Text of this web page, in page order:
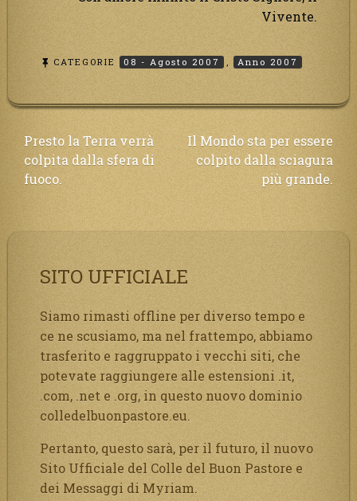
Vivente.
CATEGORIE 08 - Agosto 2007 , Anno 2007
Navigazione
articoli
Presto la Terra verrà
colpita dalla sfera di
fuoco.
Il Mondo sta per essere
colpito dalla sciagura
più grande.
SITO UFFICIALE
Siamo rimasti offline per diverso tempo e
ce ne scusiamo, ma nel frattempo, abbiamo
trasferito e raggruppato i vecchi siti, che
potevate raggiungere alle estensioni .it,
.com, .net e .org, in questo nuovo dominio
colledelbuonpastore.eu.
Pertanto, questo sarà, per il futuro, il nuovo
Sito Ufficiale del Colle del Buon Pastore e
dei Messaggi di Myriam.